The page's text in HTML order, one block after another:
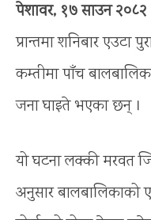
पेशावर, १७ साउन २०८२
प्रान्तमा शनिबार एउटा
कम्तीमा पाँच
जना घाइते भएका छन् ।
यो घटना लक्की मरवत
अनुसार बालबालिकाको